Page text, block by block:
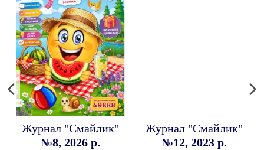
Журнал "Смайлик"
№8, 2026 р.
Журнал "Смайлик"
№12, 2023 р.